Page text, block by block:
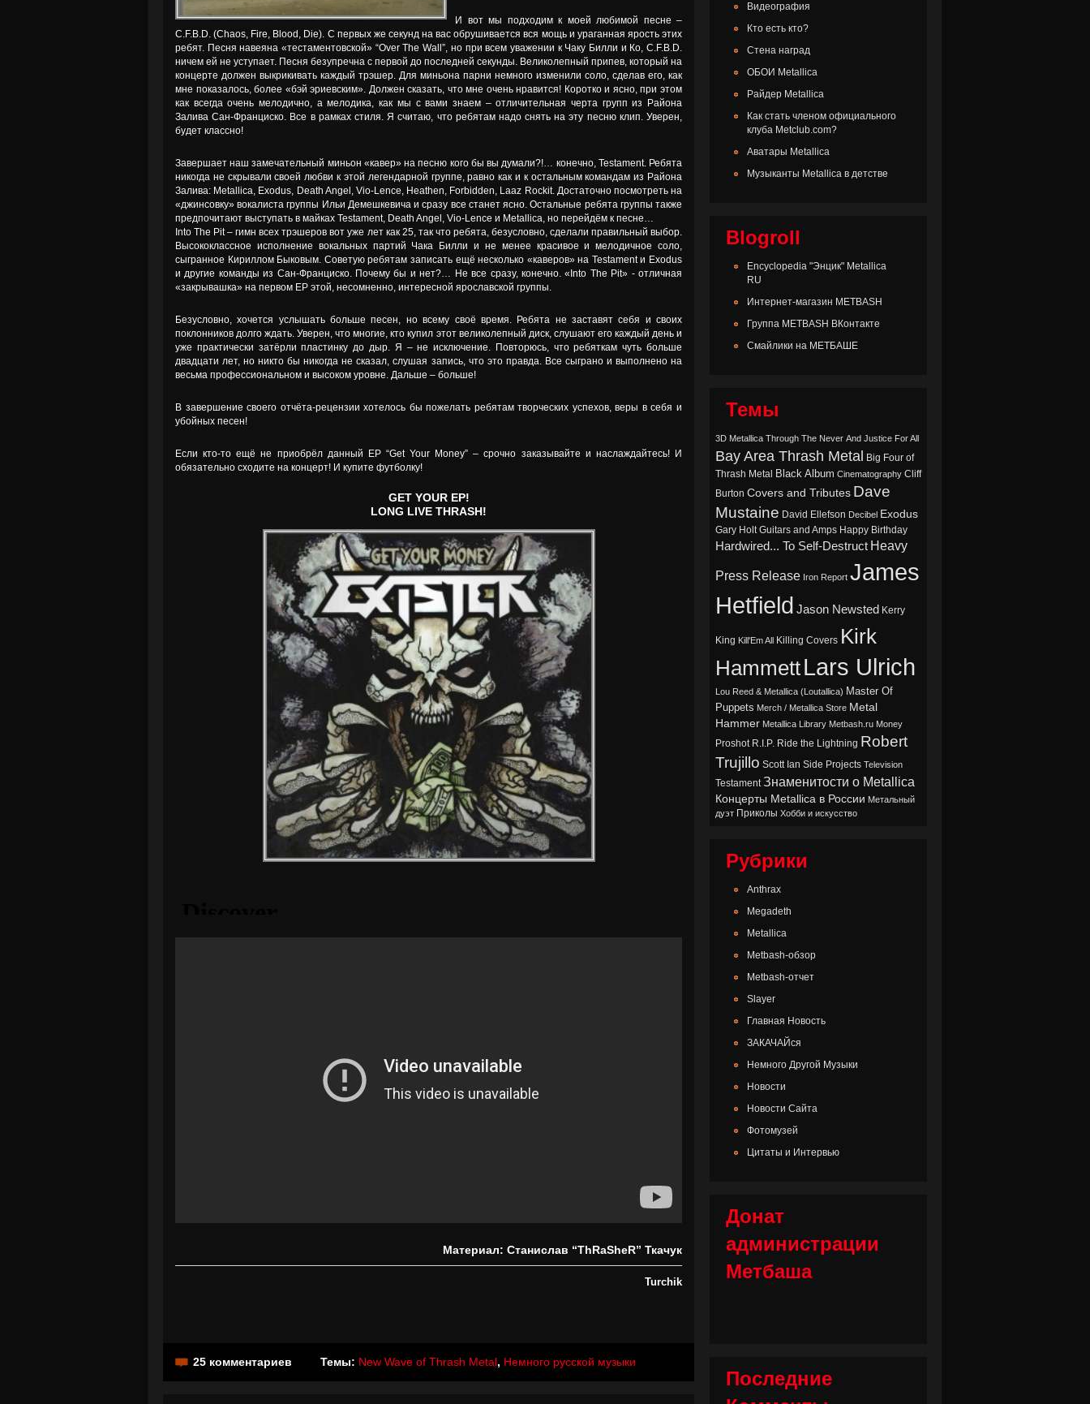
И вот мы подходим к моей любимой песне –
C.F.B.D. (Chaos, Fire, Blood, Die). С первых же секунд на вас обрушивается вся мощь и ураганная ярость этих
ребят. Песня навеяна «тестаментовской» “Over The Wall”, но при всем уважении к Чаку Билли и Ко, C.F.B.D.
ничем ей не уступает. Песня безупречна с первой до последней секунды. Великолепный припев, который на
концерте должен выкрикивать каждый трэшер. Для миньона парни немного изменили соло, сделав его, как
мне показалось, более «бэй эриевским». Должен сказать, что мне очень нравится! Коротко и ясно, при этом
как всегда очень мелодично, а мелодика, как мы с вами знаем – отличительная черта групп из Района
Залива Сан-Франциско. Все в рамках стиля. Я считаю, что ребятам надо снять на эту песню клип. Уверен,
будет классно!
Завершает наш замечательный миньон «кавер» на песню кого бы вы думали?!… конечно, Testament. Ребята
никогда не скрывали своей любви к этой легендарной группе, равно как и к остальным командам из Района
Залива: Metallica, Exodus, Death Angel, Vio-Lence, Heathen, Forbidden, Laaz Rockit. Достаточно посмотреть на
«джинсовку» вокалиста группы Ильи Демешкевича и сразу все станет ясно. Остальные ребята группы также
предпочитают выступать в майках Testament, Death Angel, Vio-Lence и Metallica, но перейдём к песне…
Into The Pit – гимн всех трэшеров вот уже лет как 25, так что ребята, безусловно, сделали правильный выбор.
Высококлассное исполнение вокальных партий Чака Билли и не менее красивое и мелодичное соло,
сыгранное Кириллом Быковым. Советую ребятам записать ещё несколько «каверов» на Testament и Exodus
и другие команды из Сан-Франциско. Почему бы и нет?… Не все сразу, конечно. «Into The Pit» - отличная
«закрывашка» на первом EP этой, несомненно, интересной ярославской группы.
Безусловно, хочется услышать больше песен, но всему своё время. Ребята не заставят себя и своих
поклонников долго ждать. Уверен, что многие, кто купил этот великолепный диск, слушают его каждый день и
уже практически затёрли пластинку до дыр. Я – не исключение. Повторюсь, что ребяткам чуть больше
двадцати лет, но никто бы никогда не сказал, слушая запись, что это правда. Все сыграно и выполнено на
весьма профессиональном и высоком уровне. Дальше – больше!
В завершение своего отчёта-рецензии хотелось бы пожелать ребятам творческих успехов, веры в себя и
убойных песен!
Если кто-то ещё не приобрёл данный EP “Get Your Money” – срочно заказывайте и наслаждайтесь! И
обязательно сходите на концерт! И купите футболку!
GET YOUR EP!
LONG LIVE THRASH!
Материал: Станислав “ThRaSheR” Ткачук
Turchik
25 комментариев Темы: New Wave of Thrash Metal, Немного русской музыки
Видеография
Кто есть кто?
Стена наград
ОБОИ Metallica
Райдер Metallica
Как стать членом официального
клуба Metclub.com?
Аватары Metallica
Музыканты Metallica в детстве
Blogroll
Encyclopedia "Энцик" Metallica
RU
Интернет-магазин METBASH
Группа METBASH ВКонтакте
Смайлики на МЕТБАШЕ
Темы
3D Metallica Through The Never And Justice For All
Bay Area Thrash Metal Big Four of
Thrash Metal Black Album Cinematography Cliff
Burton Covers and Tributes Dave
Mustaine David Ellefson Decibel Exodus
Gary Holt Guitars and Amps Happy Birthday
Hardwired... To Self-Destruct Heavy
Press Release Iron Report James
Hetfield Jason Newsted Kerry
King Kill'Em All Killing Covers Kirk
HammettLars Ulrich
Lou Reed & Metallica (Loutallica) Master Of
Puppets Merch / Metallica Store Metal
Hammer Metallica Library Metbash.ru Money
Proshot R.I.P. Ride the Lightning Robert
Trujillo Scott Ian Side Projects Television
Testament Знаменитости о Metallica
Концерты Metallica в России Метальный
дуэт Приколы Хобби и искусство
Рубрики
Anthrax
Megadeth
Metallica
Metbash-обзор
Metbash-отчет
Slayer
Главная Новость
ЗАКАЧАЙся
Немного Другой Музыки
Новости
Новости Сайта
Фотомузей
Цитаты и Интервью
Донат
администрации
Метбаша
Последние